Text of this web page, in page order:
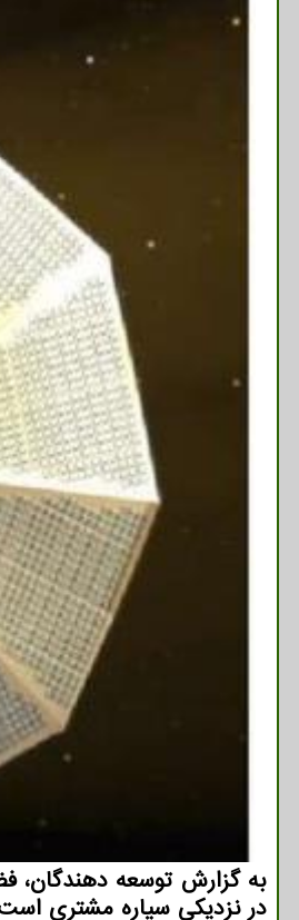
به گزارش توسعه دهندگان،
در نزدیکی سیاره مشتری